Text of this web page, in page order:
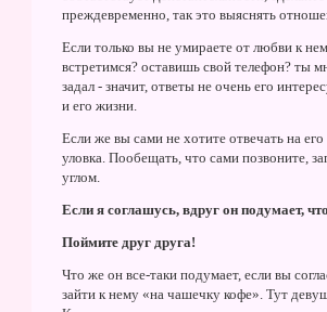
преждевременно, так это выяснять
Если только вы не умираете от любви к
встретимся? оставишь свой телефон? ты
задал - значит, ответы не очень его
и его жизни.
Если же вы сами не хотите отвечать на
уловка. Пообещать, что сами позвоните,
углом.
Если я соглашусь, вдруг он подумает,
Поймите друг друга!
Что же он все-таки подумает, если вы
зайти к нему «на чашечку кофе». Тут